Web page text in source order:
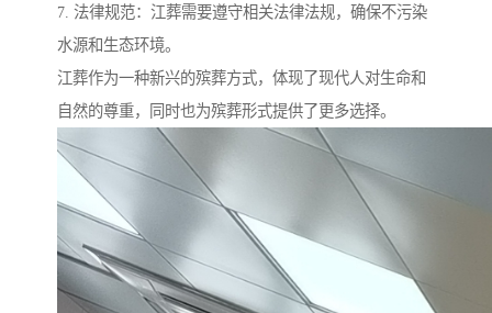
7. 法律规范：江葬需要遵守相关法律法规，确保不污染
水源和生态环境。
江葬作为一种新兴的殡葬方式，体现了现代人对生命和
自然的尊重，同时也为殡葬形式提供了更多选择。